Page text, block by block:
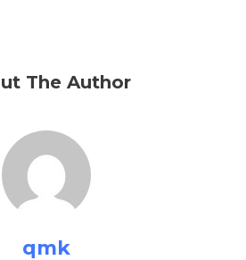
The Author
qmk